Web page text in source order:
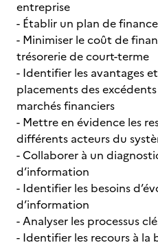
entreprise
- Établir un plan de
- Minimiser le coût de
trésorerie de court-terme
- Identifier les avantages
placements des
marchés financiers
- Mettre en évidence les
différents acteurs du
- Collaborer à un
d’information
- Identifier les besoins
d’information
- Analyser les processus
- Identifier les recours à la